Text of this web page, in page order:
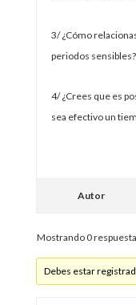
3/ ¿Cómo
periodos
4/ ¿Crees que es
sea efectivo un
Autor
Mostrando 0
Debes estar